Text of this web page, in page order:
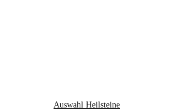
Auswahl Heilsteine